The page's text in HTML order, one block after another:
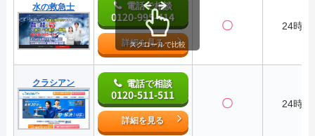
水の救急士 電話で相談
0120-995-414
詳細を見る
〇 24時間
クラシアン 電話で相談
0120-511-511
詳細を見る
〇 24時間
スクロールで比較